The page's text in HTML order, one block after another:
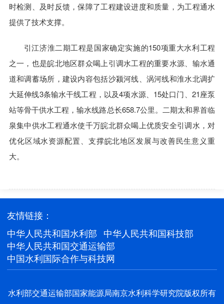
时检测、及时反馈，保障了工程建设进度和质量，为工程通水
提供了技术支撑。
引江济淮二期工程是国家确定实施的150项重大水利工程
之一，也是皖北地区群众喝上引调水工程的重要水源、输水通
道和调蓄场所，建设内容包括沙颍河线、涡河线和淮水北调扩
大延伸线3条输水干线工程，以及4项水源、15处口门、21座泵
站等骨干供水工程，输水线路总长658.7公里。二期太和界首临
泉集中供水工程通水使千万皖北群众喝上优质安全引调水，对
优化区域水资源配置、支撑皖北地区发展与改善民生意义重
大。
友情链接：
中华人民共和国水利部 中华人民共和国科技部
中华人民共和国交通运输部
中国水利国际合作与科技网
水利部交通运输部国家能源局南京水利科学研究院版权所有